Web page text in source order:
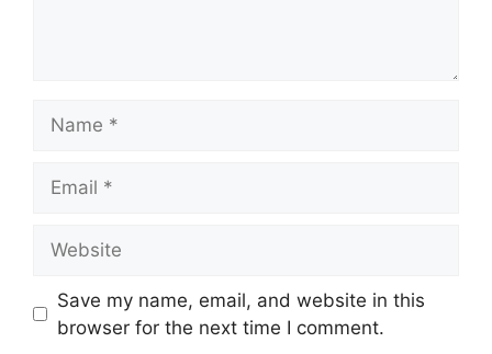
Save my name, email, and website in this
browser for the next time I comment.